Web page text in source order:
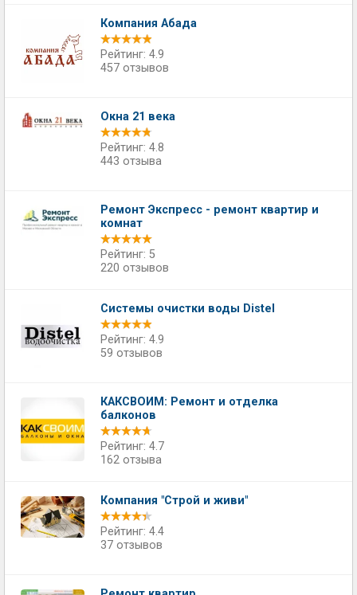
Компания Абада
Рейтинг: 4.9
457 отзывов
Окна 21 века
Рейтинг: 4.8
443 отзыва
Ремонт Экспресс - ремонт квартир и
комнат
Рейтинг: 5
220 отзывов
Системы очистки воды Distel
Рейтинг: 4.9
59 отзывов
КАКСВОИМ: Ремонт и отделка
балконов
Рейтинг: 4.7
162 отзыва
Компания "Строй и живи"
Рейтинг: 4.4
37 отзывов